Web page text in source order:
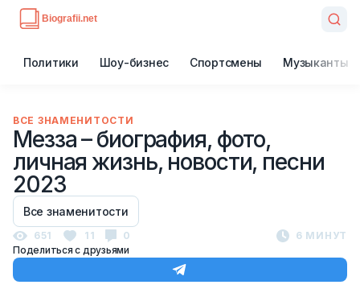
Политики Шоу-бизнес Спортсмены Музыканты
ВСЕ ЗНАМЕНИТОСТИ
Мезза – биография, фото,
личная жизнь, новости, песни
2023
Все знаменитости
651 11 0
6 МИНУТ
Поделиться с друзьями